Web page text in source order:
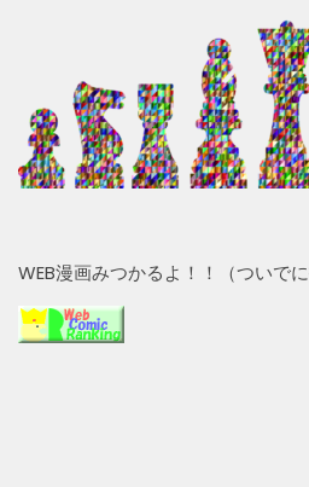
WEB漫画みつかるよ！！（ついで